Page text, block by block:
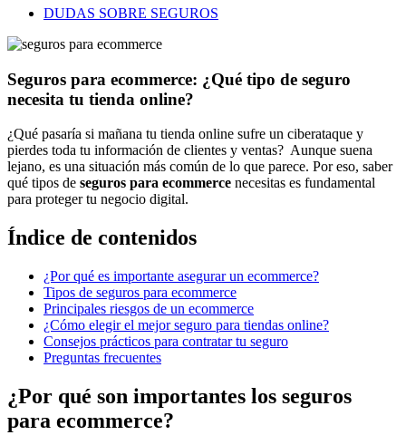
DUDAS SOBRE SEGUROS
Seguros para ecommerce: ¿Qué tipo de seguro
necesita tu tienda online?
¿Qué pasaría si mañana tu tienda online sufre un ciberataque y
pierdes toda tu información de clientes y ventas? Aunque suena
lejano, es una situación más común de lo que parece. Por eso, saber
qué tipos de seguros para ecommerce necesitas es fundamental
para proteger tu negocio digital.
Índice de contenidos
¿Por qué es importante asegurar un ecommerce?
Tipos de seguros para ecommerce
Principales riesgos de un ecommerce
¿Cómo elegir el mejor seguro para tiendas online?
Consejos prácticos para contratar tu seguro
Preguntas frecuentes
¿Por qué son importantes los seguros
para ecommerce?